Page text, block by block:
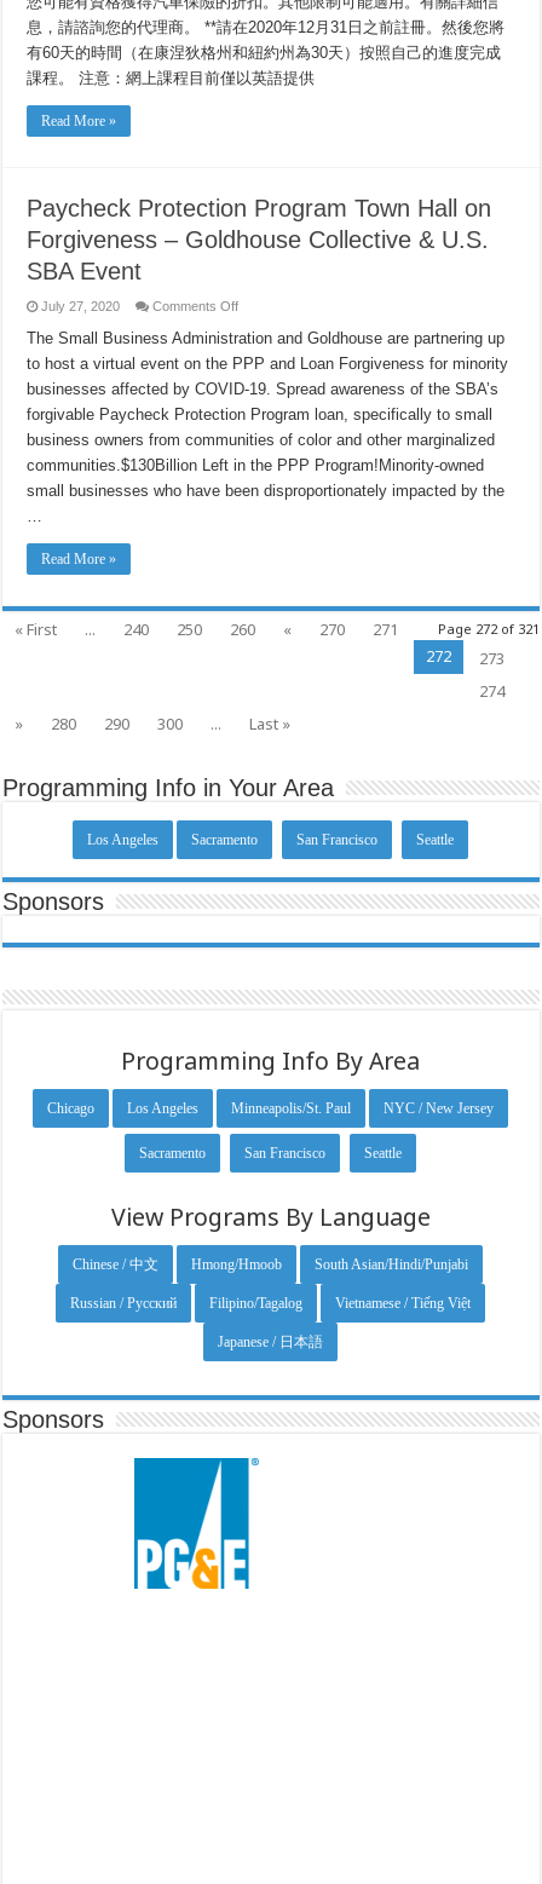
上
課
程
息，請諮詢您的代理商。 **請在2020年12月31日之前註冊。然後您將
有60天的時間（在康涅狄格州和紐約州為30天）按照自己的進度完成
課程。 注意：網上課程目前僅以英語提供
Read More »
Paycheck Protection Program Town Hall on
Forgiveness – Goldhouse Collective & U.S.
SBA Event
July 27, 2020 Comments Offon
Protection
Program
Town
on
Forgiveness
–
Goldhouse
Collective
&
SBA
The Small Business Administration and Goldhouse are partnering up
to host a virtual event on the PPP and Loan Forgiveness for minority
businesses affected by COVID-19. Spread awareness of the SBA’s
forgivable Paycheck Protection Program loan, specifically to small
business owners from communities of color and other marginalized
communities.$130Billion Left in the PPP Program!Minority-owned
small businesses who have been disproportionately impacted by the
…
Read More »
Page 272 of 321
« First ... 240 250 260 « 270
271
272
273
274
»
280 290 300 ... Last »
Programming Info in Your Area
Los Angeles Sacramento San Francisco Seattle
Sponsors
Programming Info By Area
Chicago Los Angeles Minneapolis/St. Paul NYC / New Jersey
Sacramento San Francisco Seattle
View Programs By Language
Chinese / 中文 Hmong/Hmoob South Asian/Hindi/Punjabi
Russian / Русский Filipino/Tagalog Vietnamese / Tiếng Việt
Japanese / 日本語
Sponsors